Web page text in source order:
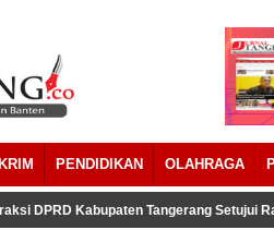
PENDIDIKAN OLAHRAGA
Kabupaten Tangerang Setujui Raperda